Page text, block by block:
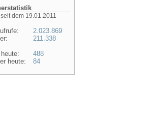
dem 19.01.2011
heute:
2.023.869
211.338
488
84